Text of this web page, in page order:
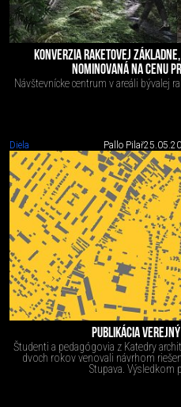
KONVERZIA RAKETOVEJ
NOMINOVANÁ NA CENU
Návštevnícke centrum v areáli bývalej
Diela Pallo Pilař
PUBLIKÁCIA
Študenti a pedagógovia z Katedry
dvoch rokov venovali návrhom
Stupava. Výsledkom